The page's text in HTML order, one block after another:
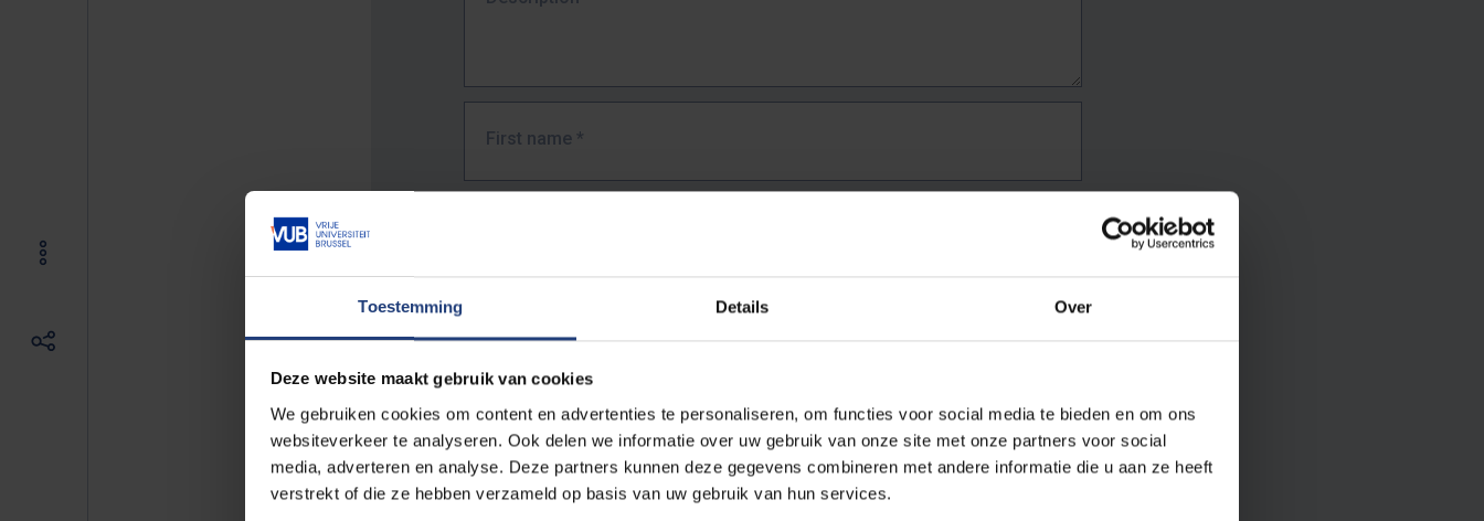
Toestemming Details Over
Deze website maakt gebruik van cookies
We gebruiken cookies om content en advertenties te personaliseren, om functies voor social media te bieden en om ons
websiteverkeer te analyseren. Ook delen we informatie over uw gebruik van onze site met onze partners voor social
media, adverteren en analyse. Deze partners kunnen deze gegevens combineren met andere informatie die u aan ze heeft
verstrekt of die ze hebben verzameld op basis van uw gebruik van hun services.
First name *
The full URL of the page where you encountered the error.
E.g. https://www.vub.be/nl/studeren-aan-de-vub/alle-opleidingen